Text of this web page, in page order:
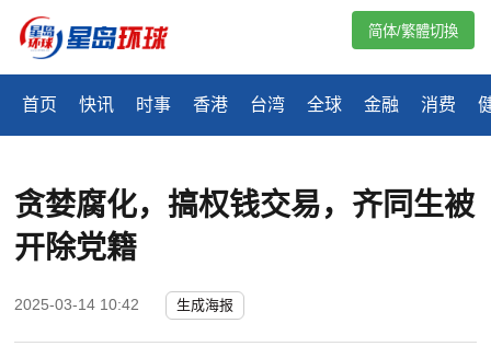
首页 快讯 时事 香港 台湾 全球 金融 消费
简体/繁體切換
贪婪腐化，搞权钱交易，齐同生被
开除党籍
2025-03-14 10:42 生成海报